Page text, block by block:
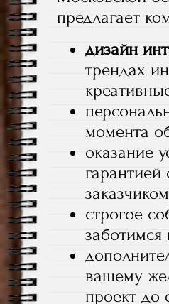
предлагает
дизайн
трендах
момента
оказание
строгое
заботимся
вашему
проект до